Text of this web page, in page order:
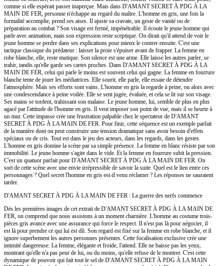
comme si elle espérait passer inaperçue. Mais dans D'AMANT SECRET À PDG À LA
MAIN DE FER, personne n'échappe au regard du maître. L'homme en gris, une fois la
formalité accomplie, prend ses aises. Il ajuste sa cravate, un geste de vanité ou de
préparation au combat ? Son visage est fermé, impénétrable. Il écoute le jeune homme qui
parle avec animation, mais son expression reste sceptique. On dirait qu'il attend de voir le
jeune homme se perdre dans ses explications pour mieux le contrer ensuite. C'est une
tactique classique du prédateur : laisser la proie s'épuiser avant de frapper. La femme en
robe blanche, elle, reste mutique. Son silence est une arme. Elle laisse les autres parler, se
trahir, tandis qu'elle garde ses cartes proches. Dans D'AMANT SECRET À PDG À LA
MAIN DE FER, celui qui parle le moins est souvent celui qui gagne. La femme en fourrure
blanche tente de jouer les médiatrices. Elle sourit, elle parle, elle essaie de détendre
l'atmosphère. Mais ses efforts sont vains. L'homme en gris la regarde à peine, ou alors avec
une condescendance à peine voilée. Elle se sent jugée, évaluée, et cela se lit sur son visage.
Ses mains se tordent, trahissant son malaise. Le jeune homme, lui, semble de plus en plus
agacé par l'attitude de l'homme en gris. Il veut imposer son point de vue, mais il se heurte à
un mur. Cette impasse crée une frustration palpable chez le spectateur de D'AMANT
SECRET À PDG À LA MAIN DE FER. Pour finir, cette séquence est un exemple parfait
de la manière dont on peut construire une tension dramatique sans avoir besoin d'effets
spéciaux ou de cris. Tout est dans le jeu des acteurs, dans les regards, dans les gestes.
L'homme en gris domine la scène par sa simple présence. La femme en blanc résiste par son
immobilité. Le jeune homme s'agite dans le vide. Et la femme en fourrure subit la pression.
C'est un quatuor parfait pour D'AMANT SECRET À PDG À LA MAIN DE FER. On
sort de cette scène avec une envie irrépressible de savoir la suite. Quel est le lien entre ces
personnages ? Quel secret l'homme en gris est-il venu réclamer ? Les réponses ne sauraient
tarder.
D'AMANT SECRET À PDG À LA MAIN DE FER : La guerre des nerfs commence
Dès les premières images de cet extrait de D'AMANT SECRET À PDG À LA MAIN DE
FER, on comprend que nous assistons à un moment charnière. L'homme au costume trois-
pièces gris avance avec une assurance qui force le respect. Il n'est pas là pour négocier, il
est là pour prendre ce qui lui est dû. Son regard est fixé sur la femme en robe blanche, et il
ignore superbement les autres personnes présentes. Cette focalisation exclusive crée une
intimité dangereuse. La femme, élégante et froide, l'attend. Elle ne baisse pas les yeux,
montrant qu'elle n'a pas peur de lui, ou du moins, qu'elle refuse de le montrer. C'est cette
dynamique de pouvoir qui fait tout le sel de D'AMANT SECRET À PDG À LA MAIN